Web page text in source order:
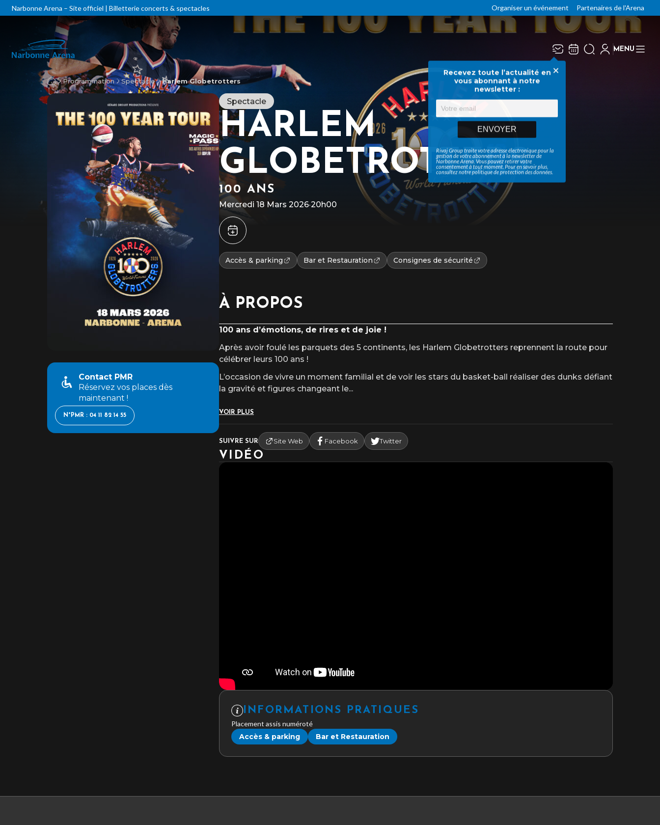
Narbonne Arena – Site officiel | Billetterie concerts & spectacles Organiser un événement Partenaires de l'Arena
Fermer
Recevez toute l’actualité en
vous abonnant à notre
newsletter :
ENVOYER
Rivaj Group traite votre adresse électronique pour la
gestion de votre abonnement à la newsletter de
Narbonne Arena . Vous pouvez retirer votre
consentement à tout moment. Pour en savoir plus,
consultez notrepolitique de protection des données
MENU
Programmation Spectacle Harlem Globetrotters
Contact PMR
Réservez vos places dès
maintenant !
N°PMR : 04 11 82 14 55
Spectacle
HARLEM
GLOBETROTTERS
100 ANS
Mercredi 18 Mars 2026·20h00
Accès & parking Bar et Restauration Consignes de sécurité
À PROPOS
100 ans d’émotions, de rires et de joie !
Après avoir foulé les parquets des 5 continents, les Harlem Globetrotters reprennent la route pour
célébrer leurs 100 ans !
L’occasion de vivre un moment familial et de voir les stars du basket-ball réaliser des dunks défiant
la gravité et figures changeant le...
VOIR PLUS
SUIVRE SUR Site Web Facebook Twitter
VIDÉO
INFORMATIONS PRATIQUES
Placement assis numéroté
Accès & parking Bar et Restauration